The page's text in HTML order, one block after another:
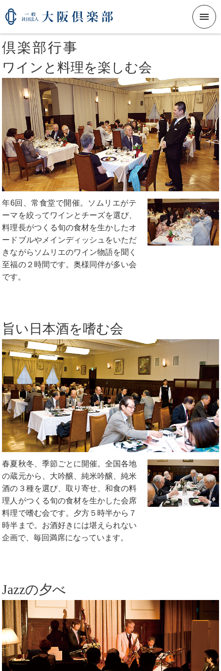
メニ
倶楽部行事
ワインと料理を楽しむ会
年6回、常食堂で開催。ソムリエがテ
ーマを絞ってワインとチーズを選び、
料理長がつくる旬の食材を生かしたオ
ードブルやメインディッシュをいただ
きながらソムリエのワイン物語を聞く
至福の２時間です。奥様同伴が多い会
です。
旨い日本酒を嗜む会
春夏秋冬、季節ごとに開催。全国各地
の蔵元から、大吟醸、純米吟醸、純米
酒の３種を選び、取り寄せ、和食の料
理人がつくる旬の食材を生かした会席
料理で嗜む会です。夕方５時半から７
時半まで。お酒好きには堪えられない
企画で、毎回満席になっています。
Jazzの夕べ